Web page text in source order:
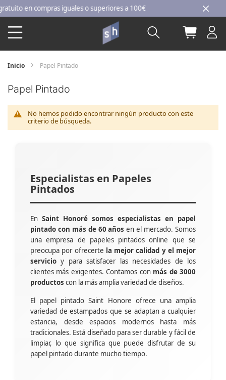
Ir
al
contenido
en compras iguales o superiores a 100€
Buscar Mi
Inicio Papel Pintado
Papel Pintado
No hemos podido encontrar ningún producto con este
criterio de búsqueda.
Especialistas en Papeles
Pintados
En Saint Honoré somos especialistas en papel
pintado con más de 60 años en el mercado. Somos
una empresa de papeles pintados online que se
preocupa por ofrecerte la mejor calidad y el mejor
servicio y para satisfacer las necesidades de los
clientes más exigentes. Contamos con más de 3000
productos con la más amplia variedad de diseños.
El papel pintado Saint Honore ofrece una amplia
variedad de estampados que se adaptan a cualquier
estancia, desde espacios modernos hasta más
tradicionales. Está diseñado para ser durable y fácil de
limpiar, lo que significa que puede disfrutar de su
papel pintado durante mucho tiempo.